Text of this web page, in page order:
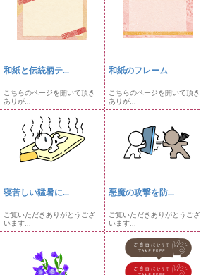
和紙と伝統柄テ...
こちらのページを開いて頂き
ありが...
和紙のフレーム
こちらのページを開いて頂き
ありが...
寝苦しい猛暑に...
ご覧いただきありがとうござ
います...
悪魔の攻撃を防...
ご覧いただきありがとうござ
います...